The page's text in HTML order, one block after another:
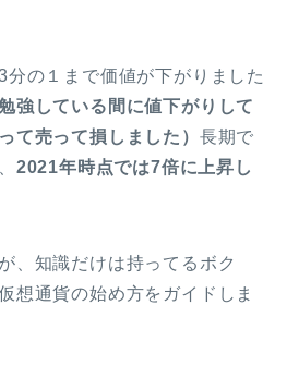
分の１まで価値が下がりました
強している間に値下がりして
て売って損しました） 長期で
2021年時点では7倍に上昇し
、知識だけは持ってるボク
想通貨の始め方をガイドしま